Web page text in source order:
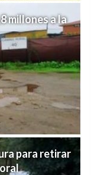
millones a la
para retirar